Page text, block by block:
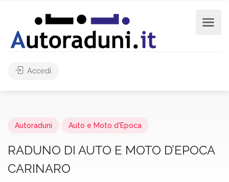
Accedi
Autoraduni Auto e Moto d'Epoca
RADUNO DI AUTO E MOTO D’EPOCA
CARINARO